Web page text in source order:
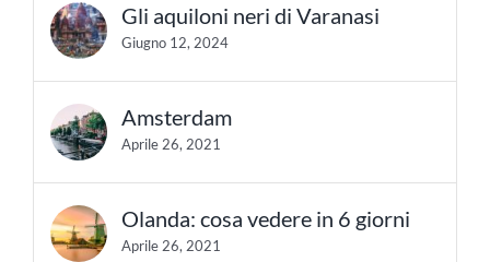
Gli aquiloni neri di Varanasi
Giugno 12, 2024
Amsterdam
Aprile 26, 2021
Olanda: cosa vedere in 6 giorni
Aprile 26, 2021